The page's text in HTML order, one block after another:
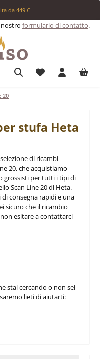
da 449 €
formulario di contatto.
Hai 0 articoli
20
stufa Heta
di ricambi
20, che acquistiamo
grossisti per tutti i tipi di
Scan Line 20 di Heta.
consegna rapidi e una
sicuro che il ricambio
esitare a contattarci
stai cercando o non sei
lieti di aiutarti: